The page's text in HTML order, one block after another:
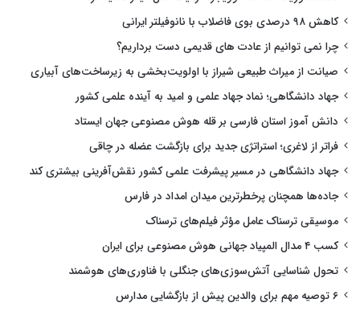
کاهش ۹۸ درصدی بوی فاضلاب با نانوفیلتر ایرانی
چرا نمی توانیم از عادت های قدیمی دست برداریم؟
صیانت از میراث طبیعی شیراز با اولویت‌بخشی به زیرساخت‌های آبیاری
جهاد دانشگاهی؛ نماد جهاد علمی و امید به آینده علمی کشور
دانش آموز استان فارسی بر قله هوش مصنوعی جهان ایستاد
فراتر از لاغری؛ استراتژی جدید برای بازگشت عضله در چاقی
جهاد دانشگاهی در مسیر پیشرفت علمی کشور نقش‌آفرینی بیشتری کند
جاده‌ها همچنان پرخطرترین میدان امداد در فارس
موسیقی ترسناک عامل مؤثر فیلم‌های ترسناک
کسب ۴ مدال المپیاد جهانی هوش مصنوعی برای ایران
تحول شناسایی آتش‌سوزی‌های جنگلی با فناوری‌های هوشمند
۶ توصیه مهم برای والدین پیش از بازگشایی مدارس